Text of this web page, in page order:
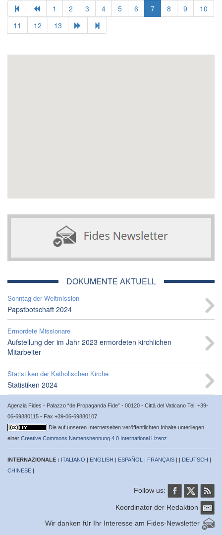
1 2 3 4 5 6 7 8 9
10
11
12 13
DOKUMENTE AKTUELL
Sonntag der Weltmission
Papstbotschaft 2024
Ermordete Missionare
Aufstellung der im Jahr 2023 ermordeten kirchlichen
Mitarbeiter
Statistiken der Katholischen Kirche
Statistiken 2024
Agenzia Fides - Palazzo “de Propaganda Fide” - 00120 - Città del Vaticano Tel. +39-
06-69880115 - Fax +39-06-69880107
Die auf unseren Internetseiten veröffentlichten Inhalte unterliegen
einer Creative Commons Namensnennung 4.0 International Lizenz
INTERNAZIONALE : ITALIANO | ENGLISH | ESPAÑOL | FRANÇAIS | | DEUTSCH |
CHINESE |
Follow us:
Koordinator der Redaktion
Wir danken für Ihr Interesse am Fides-Newsletter